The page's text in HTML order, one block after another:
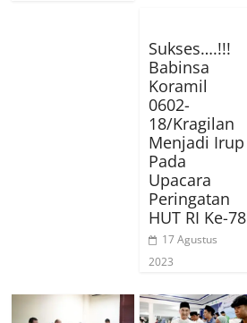
Sukses….!!!
Babinsa
Koramil
0602-
18/Kragilan
Menjadi Irup
Pada
Upacara
Peringatan
HUT RI Ke-78
17 Agustus
2023